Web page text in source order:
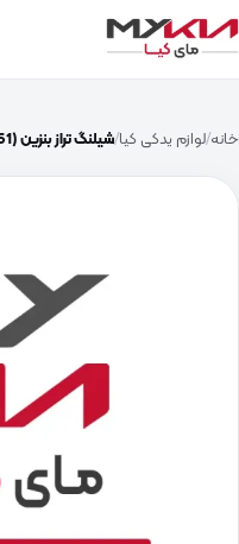
خانه لوازم یدکی کیا شیلنگ تراز بنزین (310374D151)